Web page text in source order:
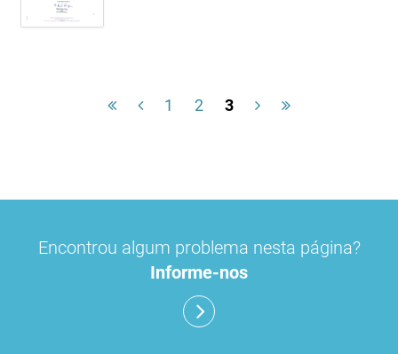
1 2 3
Encontrou algum problema nesta página?
Informe-nos